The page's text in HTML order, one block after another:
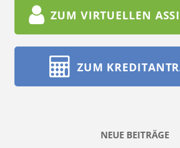
ZUM VIRTUELLEN
ZUM
NEUE BEITRÄGE